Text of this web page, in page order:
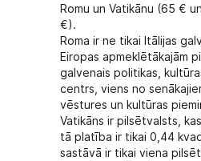
Romu un Vatikānu (65 €
€).
Roma ir ne tikai Itālijas
Eiropas apmeklētākajām
galvenais politikas,
centrs, viens no
vēstures un kultūras
Vatikāns ir pilsētvalsts,
tā platība ir tikai 0,44
sastāvā ir tikai viena